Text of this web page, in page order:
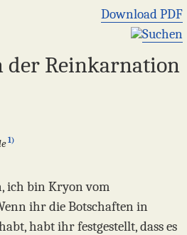
Download PDF
Suchen
der Reinkarnation
1)
ich bin Kryon vom
ihr die Botschaften in
habt ihr festgestellt, dass es